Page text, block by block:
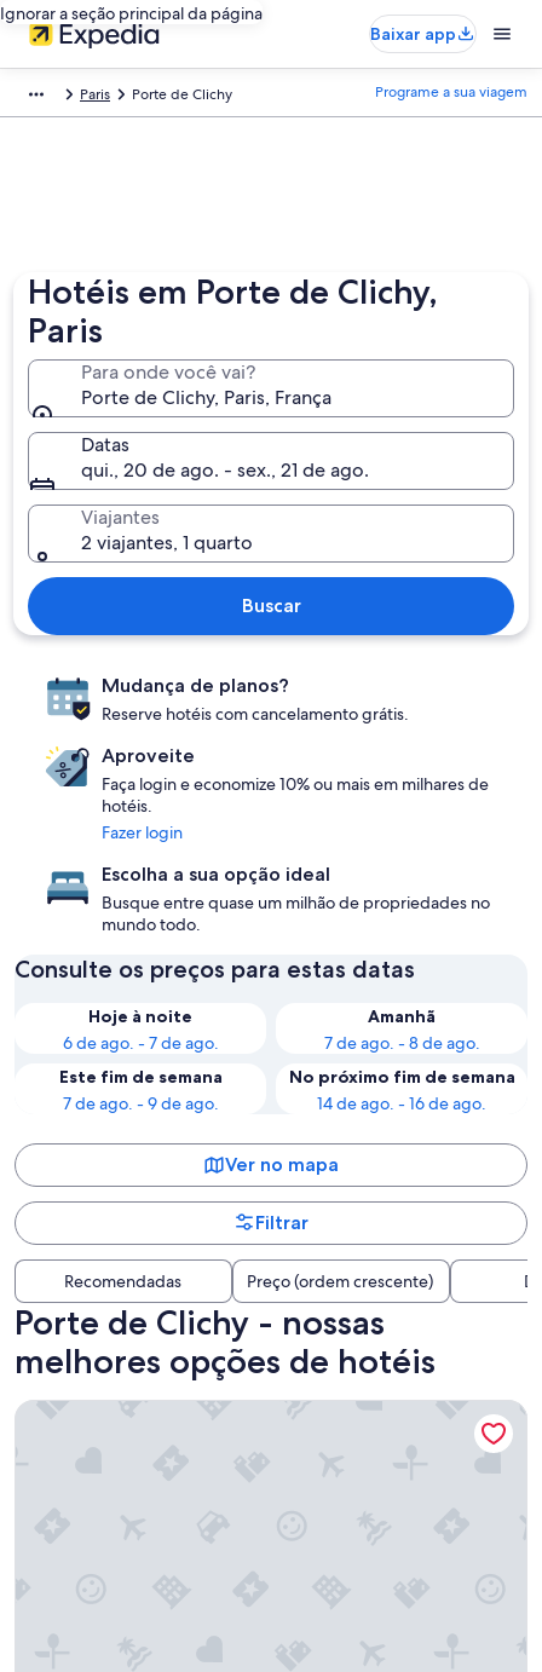
Ignorar a seção principal da página
Baixar app
Paris Porte de Clichy Programe a sua viagem
Hotéis em Porte de Clichy,
Paris
Para onde você vai?
Porte de Clichy, Paris, França
Datas
qui., 20 de ago. - sex., 21 de ago.
Viajantes
2 viajantes, 1 quarto
Buscar
Mudança de planos?
Reserve hotéis com cancelamento grátis.
Aproveite
Faça login e economize 10% ou mais em milhares de
hotéis.
Fazer login
Escolha a sua opção ideal
Busque entre quase um milhão de propriedades no
mundo todo.
Consulte os preços para estas datas
Hoje à noite
6 de ago. - 7 de ago.
Amanhã
7 de ago. - 8 de ago.
Este fim de semana
7 de ago. - 9 de ago.
No próximo fim de semana
14 de ago. - 16 de ago.
Ver no mapa
Filtrar
Recomendadas Preço (ordem crescente)
Porte de Clichy - nossas
melhores opções de hotéis
Charming Flat -1br-4p- Paris 17e